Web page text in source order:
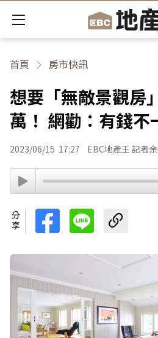
首頁 房市快訊
想要「無敵景觀房
萬！ 網勸：有錢不
2023/06/15 17:27 EBC地產王 記者
分享